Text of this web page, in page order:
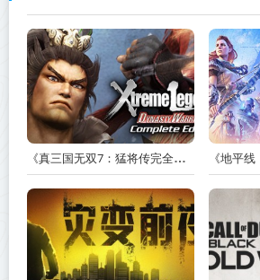
《真三国无双7：猛将传完全版 DYNASTY WARRIORS 7: Xtreme Legends Complete Edition》Build.3602035-免安装中文版【PC/手机双端】丨中文版